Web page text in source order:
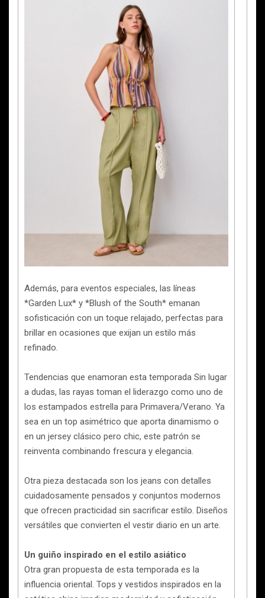
Además, para eventos especiales, las líneas
*Garden Lux* y *Blush of the South* emanan
sofisticación con un toque relajado, perfectas para
brillar en ocasiones que exijan un estilo más
refinado.
Tendencias que enamoran esta temporada Sin lugar
a dudas, las rayas toman el liderazgo como uno de
los estampados estrella para Primavera/Verano. Ya
sea en un top asimétrico que aporta dinamismo o
en un jersey clásico pero chic, este patrón se
reinventa combinando frescura y elegancia.
Otra pieza destacada son los jeans con detalles
cuidadosamente pensados y conjuntos modernos
que ofrecen practicidad sin sacrificar estilo. Diseños
versátiles que convierten el vestir diario en un arte.
Un guiño inspirado en el estilo asiático
Otra gran propuesta de esta temporada es la
influencia oriental. Tops y vestidos inspirados en la